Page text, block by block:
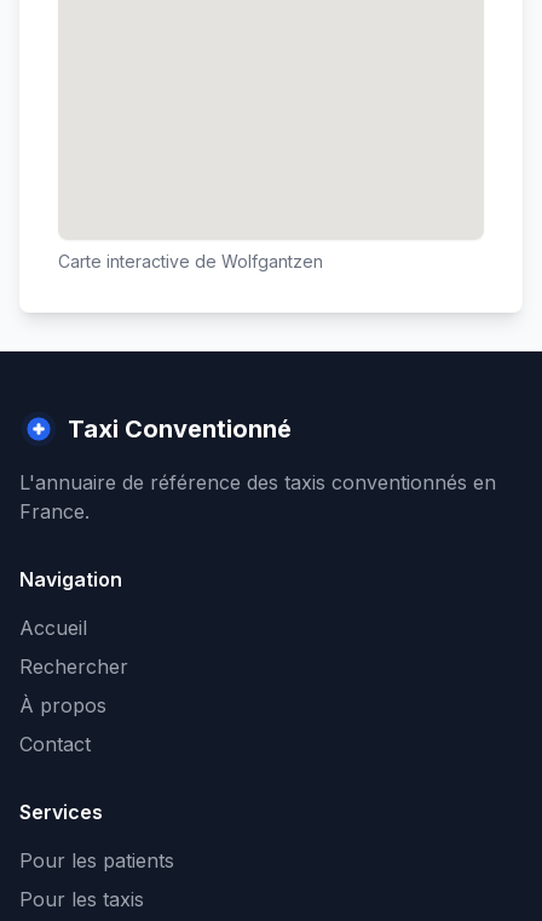
Carte interactive de Wolfgantzen
Taxi Conventionné
L'annuaire de référence des taxis conventionnés en
France.
Navigation
Accueil
Rechercher
À propos
Contact
Services
Pour les patients
Pour les taxis